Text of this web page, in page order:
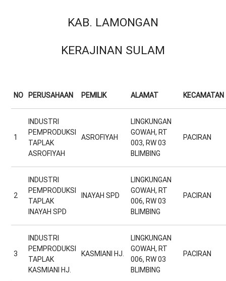
KAB. LAMONGAN
KERAJINAN SULAM
NO PERUSAHAAN PEMILIK ALAMAT KECAMATAN
1
INDUSTRI
PEMPRODUKSI
TAPLAK
ASROFIYAH
ASROFIYAH
LINGKUNGAN
GOWAH, RT
003, RW 03
BLIMBING
PACIRAN
2
INDUSTRI
PEMPRODUKSI
TAPLAK
INAYAH SPD
INAYAH SPD
LINGKUNGAN
GOWAH, RT
006, RW 03
BLIMBING
PACIRAN
3
INDUSTRI
PEMPRODUKSI
TAPLAK
KASMIANI HJ.
KASMIANI HJ.
LINGKUNGAN
GOWAH, RT
006, RW 03
BLIMBING
PACIRAN